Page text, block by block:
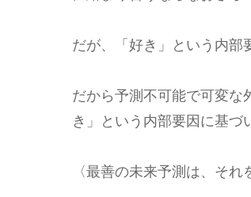
だが、「好き」という内部
だから予測不可能で可変な
き」という内部要因に基づ
〈最善の未来予測は、それ